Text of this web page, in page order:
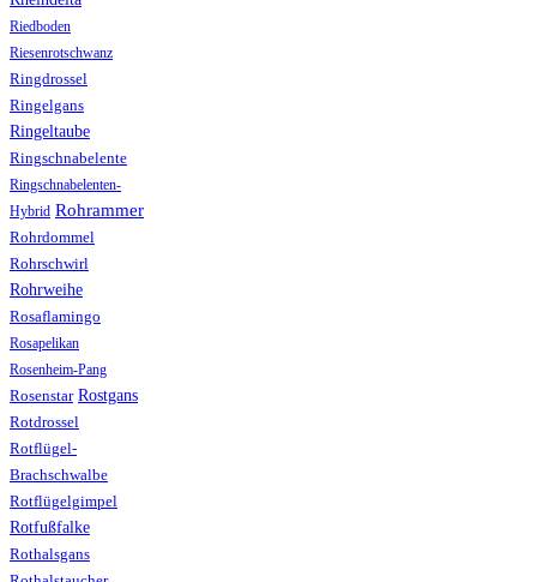
Riedboden
Riesenrotschwanz
Ringdrossel
Ringelgans
Ringeltaube
Ringschnabelente
Ringschnabelenten-
Hybrid Rohrammer
Rohrdommel
Rohrschwirl
Rohrweihe
Rosaflamingo
Rosapelikan
Rosenheim-Pang
Rosenstar Rostgans
Rotdrossel
Rotflügel-
Brachschwalbe
Rotflügelgimpel
Rotfußfalke
Rothalsgans